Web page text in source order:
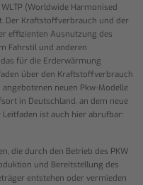
(Worldwide Harmonised
Der Kraftstoffverbrauch und der
effizienten Ausnutzung des
Fahrstil und anderen
für die Erderwärmung
über den Kraftstoffverbrauch
neuen Pkw-Modelle
in Deutschland, an dem neue
ist auch hier abrufbar:
die durch den Betrieb des PKW
und Bereitstellung des
entstehen oder vermieden